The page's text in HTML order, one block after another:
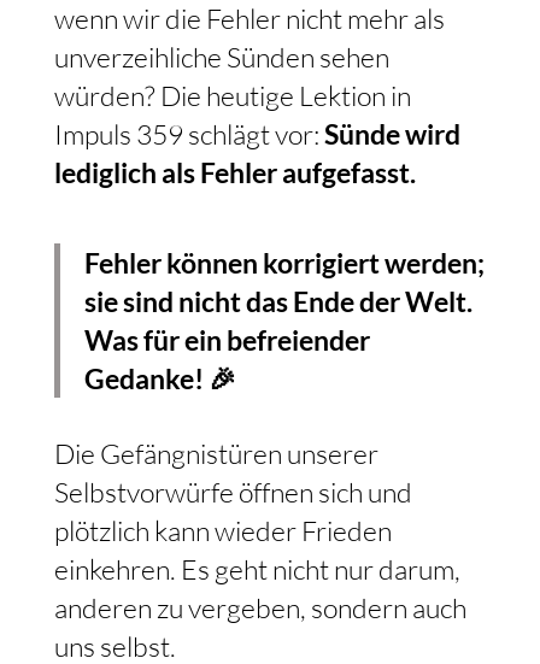
wenn wir die Fehler nicht mehr als
unverzeihliche Sünden sehen
würden? Die heutige Lektion in
Impuls 359 schlägt vor:Sünde wird
lediglich als Fehler aufgefasst.
Fehler können korrigiert werden;
sie sind nicht das Ende der Welt.
Was für ein befreiender
Gedanke! 🎉
Die Gefängnistüren unserer
Selbstvorwürfe öffnen sich und
plötzlich kann wieder Frieden
einkehren. Es geht nicht nur darum,
anderen zu vergeben, sondern auch
uns selbst.